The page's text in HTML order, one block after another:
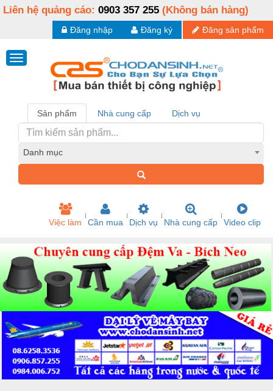
Liên hệ quảng cáo: 0903 357 255 (Không bán hàng)
Đăng sản phẩm
Đăng ký
Đăng nhập
Sản phẩm Nhà cung cấp Dịch vụ
Danh mục
Việc làm Cần mua Dịch vụ Nhà cung cấp Video clip